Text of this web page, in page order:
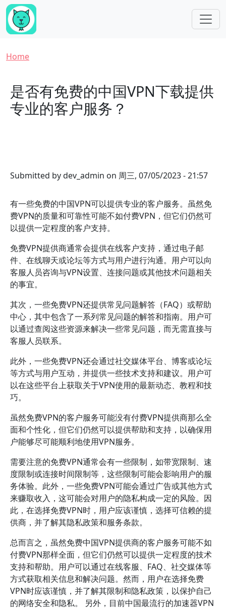
Skip to main content
Breadcrumb
Home
是否有免费的中国VPN下载提供
专业的客户服务？
Submitted bydev_admin on 周三, 07/05/2023 - 21:57
有一些免费的中国VPN可以提供专业的客户服务。虽然免
费VPN的质量和可靠性可能不如付费VPN，但它们仍然可
以提供一定程度的客户支持。
免费VPN提供商通常会提供在线客户支持，通过电子邮
件、在线聊天或论坛等方式与用户进行沟通。用户可以向
客服人员咨询与VPN设置、连接问题或其他技术问题相关
的事宜。
其次，一些免费VPN还提供常见问题解答（FAQ）或帮助
中心，其中包含了一系列常见问题的解答和指南。用户可
以通过查阅这些资源来解决一些常见问题，而无需直接与
客服人员联系。
此外，一些免费VPN还会通过社交媒体平台、博客或论坛
等方式与用户互动，并提供一些技术支持和建议。用户可
以在这些平台上获取关于VPN使用的最新动态、教程和技
巧。
虽然免费VPN的客户服务可能没有付费VPN提供商那么全
面和个性化，但它们仍然可以提供帮助和支持，以确保用
户能够尽可能顺利地使用VPN服务。
需要注意的免费VPN通常会有一些限制，如带宽限制、速
度限制或连接时间限制等，这些限制可能会影响用户的服
务体验。此外，一些免费VPN可能会通过广告或其他方式
来赚取收入，这可能会对用户的隐私构成一定的风险。因
此，在选择免费VPN时，用户应该谨慎，选择可信赖的提
供商，并了解其隐私政策和服务条款。
总而言之，虽然免费中国VPN提供商的客户服务可能不如
付费VPN那样全面，但它们仍然可以提供一定程度的技术
支持和帮助。用户可以通过在线客服、FAQ、社交媒体等
方式获取相关信息和解决问题。然而，用户在选择免费
VPN时应该谨慎，并了解其限制和隐私政策，以保护自己
的网络安全和隐私。 另外，目前中国最流行的加速器VPN